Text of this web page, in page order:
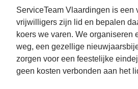
ServiceTeam Vlaardingen is een
vrijwilligers zijn lid en bepalen
koers we varen. We organiseren
weg, een gezellige
zorgen voor een feestelijke
geen kosten verbonden aan het